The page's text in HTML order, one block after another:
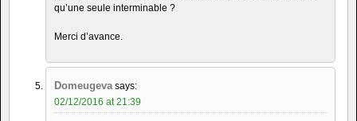
qu’une seule interminable ?
Merci d’avance.
Domeugeva says:
02/12/2016 at 21:39